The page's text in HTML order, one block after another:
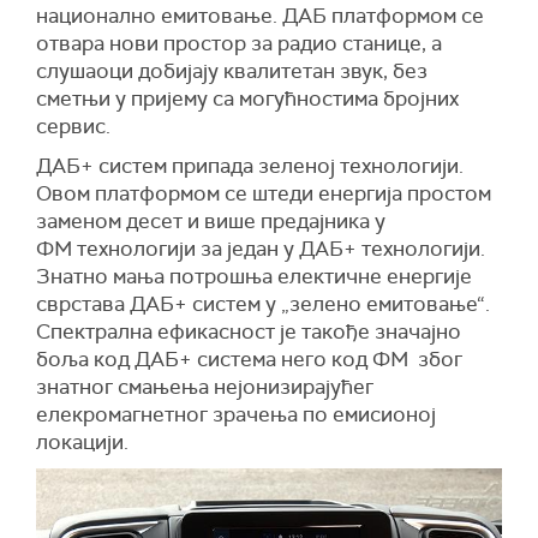
национално емитовање. ДАБ платформом се
отвара нови простор за радио станице, а
слушаоци добијају квалитетан звук, без
сметњи у пријему са могућностима бројних
сервис.
ДАБ+ систем припада зеленој технологији.
Овом платформом се штеди енергија простом
заменом десет и више предајника у
ФМ технологији за један у ДАБ+ технологији.
Знатно мања потрошња електичне енергије
сврстава ДАБ+ систем у „зелено емитовање“.
Спектрална ефикасност је такође значајно
боља код ДАБ+ система него код ФМ због
знатног смањења нејонизирајућег
елекромагнетног зрачења по емисионој
локацији.